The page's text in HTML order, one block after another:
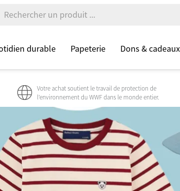
durable Papeterie Dons & cadeaux
Votre achat soutient le travail de protection de
l’environnement du WWF dans le monde entier.